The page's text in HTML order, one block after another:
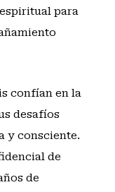
para
confían en la
desafíos
y consciente.
de
de